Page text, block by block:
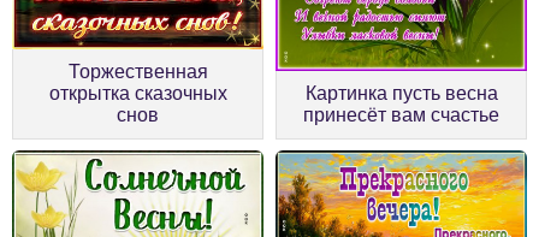
Торжественная
открытка сказочных
снов
Картинка пусть весна
принесёт вам счастье